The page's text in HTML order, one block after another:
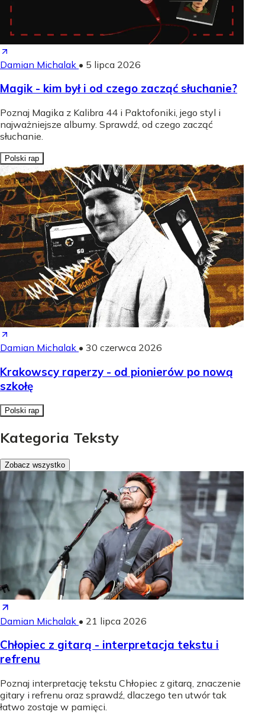
Damian Michalak • 5 lipca 2026
Magik - kim był i od czego zacząć słuchanie?
Poznaj Magika z Kalibra 44 i Paktofoniki, jego styl i
najważniejsze albumy. Sprawdź, od czego zacząć
słuchanie.
Polski rap
Damian Michalak • 30 czerwca 2026
Krakowscy raperzy - od pionierów po nową
szkołę
Polski rap
Kategoria Teksty
Zobacz wszystko
Damian Michalak • 21 lipca 2026
Chłopiec z gitarą - interpretacja tekstu i
refrenu
Poznaj interpretację tekstu Chłopiec z gitarą, znaczenie
gitary i refrenu oraz sprawdź, dlaczego ten utwór tak
łatwo zostaje w pamięci.